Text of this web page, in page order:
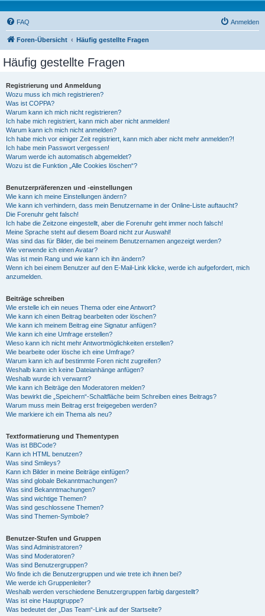
FAQ Anmelden
Foren-Übersicht Häufig gestellte Fragen
Häufig gestellte Fragen
Registrierung und Anmeldung
Wozu muss ich mich registrieren?
Was ist COPPA?
Warum kann ich mich nicht registrieren?
Ich habe mich registriert, kann mich aber nicht anmelden!
Warum kann ich mich nicht anmelden?
Ich habe mich vor einiger Zeit registriert, kann mich aber nicht mehr anmelden?!
Ich habe mein Passwort vergessen!
Warum werde ich automatisch abgemeldet?
Wozu ist die Funktion „Alle Cookies löschen“?
Benutzerpräferenzen und -einstellungen
Wie kann ich meine Einstellungen ändern?
Wie kann ich verhindern, dass mein Benutzername in der Online-Liste auftaucht?
Die Forenuhr geht falsch!
Ich habe die Zeitzone eingestellt, aber die Forenuhr geht immer noch falsch!
Meine Sprache steht auf diesem Board nicht zur Auswahl!
Was sind das für Bilder, die bei meinem Benutzernamen angezeigt werden?
Wie verwende ich einen Avatar?
Was ist mein Rang und wie kann ich ihn ändern?
Wenn ich bei einem Benutzer auf den E-Mail-Link klicke, werde ich aufgefordert, mich
anzumelden.
Beiträge schreiben
Wie erstelle ich ein neues Thema oder eine Antwort?
Wie kann ich einen Beitrag bearbeiten oder löschen?
Wie kann ich meinem Beitrag eine Signatur anfügen?
Wie kann ich eine Umfrage erstellen?
Wieso kann ich nicht mehr Antwortmöglichkeiten erstellen?
Wie bearbeite oder lösche ich eine Umfrage?
Warum kann ich auf bestimmte Foren nicht zugreifen?
Weshalb kann ich keine Dateianhänge anfügen?
Weshalb wurde ich verwarnt?
Wie kann ich Beiträge den Moderatoren melden?
Was bewirkt die „Speichern“-Schaltfläche beim Schreiben eines Beitrags?
Warum muss mein Beitrag erst freigegeben werden?
Wie markiere ich ein Thema als neu?
Textformatierung und Thementypen
Was ist BBCode?
Kann ich HTML benutzen?
Was sind Smileys?
Kann ich Bilder in meine Beiträge einfügen?
Was sind globale Bekanntmachungen?
Was sind Bekanntmachungen?
Was sind wichtige Themen?
Was sind geschlossene Themen?
Was sind Themen-Symbole?
Benutzer-Stufen und Gruppen
Was sind Administratoren?
Was sind Moderatoren?
Was sind Benutzergruppen?
Wo finde ich die Benutzergruppen und wie trete ich ihnen bei?
Wie werde ich Gruppenleiter?
Weshalb werden verschiedene Benutzergruppen farbig dargestellt?
Was ist eine Hauptgruppe?
Was bedeutet der „Das Team“-Link auf der Startseite?